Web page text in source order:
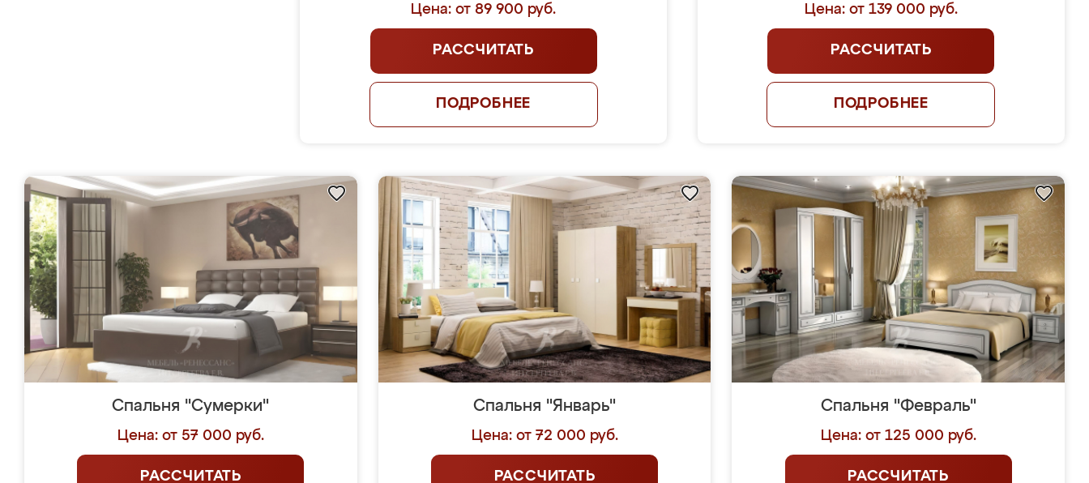
Цена: от 89 900 руб.
РАССЧИТАТЬ
ПОДРОБНЕЕ
Цена: от 139 000 руб.
РАССЧИТАТЬ
ПОДРОБНЕЕ
Спальня "Сумерки"
Цена: от 57 000 руб.
РАССЧИТАТЬ
Спальня "Январь"
Цена: от 72 000 руб.
РАССЧИТАТЬ
Спальня "Февраль"
Цена: от 125 000 руб.
РАССЧИТАТЬ